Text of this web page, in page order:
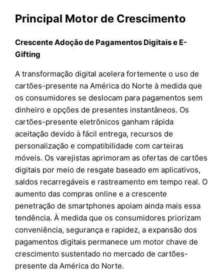
Principal Motor de Crescimento
Crescente Adoção de Pagamentos Digitais e E-
Gifting
A transformação digital acelera fortemente o uso de
cartões-presente na América do Norte à medida que
os consumidores se deslocam para pagamentos sem
dinheiro e opções de presentes instantâneos. Os
cartões-presente eletrônicos ganham rápida
aceitação devido à fácil entrega, recursos de
personalização e compatibilidade com carteiras
móveis. Os varejistas aprimoram as ofertas de cartões
digitais por meio de resgate baseado em aplicativos,
saldos recarregáveis e rastreamento em tempo real. O
aumento das compras online e a crescente
penetração de smartphones apoiam ainda mais essa
tendência. À medida que os consumidores priorizam
conveniência, segurança e rapidez, a expansão dos
pagamentos digitais permanece um motor chave de
crescimento sustentado no mercado de cartões-
presente da América do Norte.